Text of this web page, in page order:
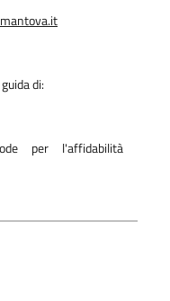
di:
per l'affidabilità